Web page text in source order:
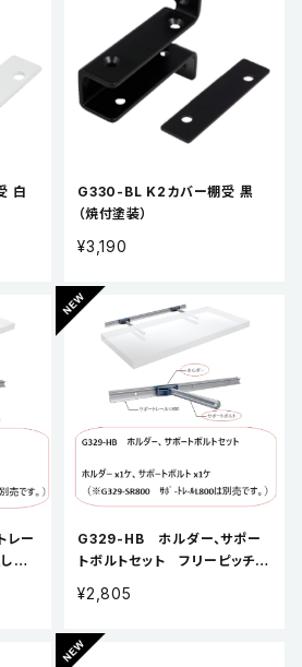
白
G330-BL K2カバー棚受 黒
（焼付塗装）
¥3,190
ー
棚
G329-HB ホルダー、サポー
トボルトセット フリーピッチ隠
¥2,805